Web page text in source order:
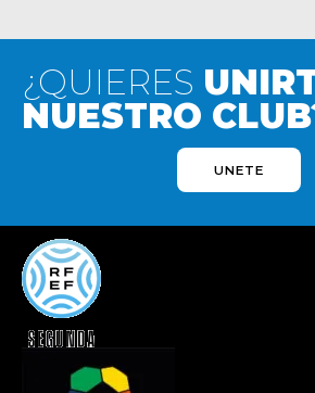
¿QUIERES
NUESTRO
UNETE